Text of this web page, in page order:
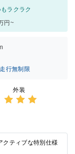
ラクラク
円~
行無制限
外装
クティブな特別仕様